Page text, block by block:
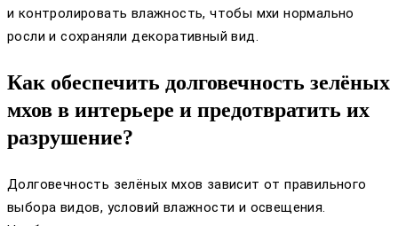
и контролировать влажность, чтобы мхи нормально
росли и сохраняли декоративный вид.
Как обеспечить долговечность зелёных
мхов в интерьере и предотвратить их
разрушение?
Долговечность зелёных мхов зависит от правильного
выбора видов, условий влажности и освещения.